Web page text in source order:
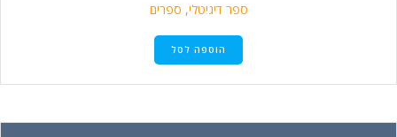
ספר דיגיטלי,ספרים
הוספה לסל